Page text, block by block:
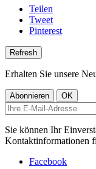
Teilen
Tweet
Pinterest
Erhalten Sie unsere
Sie können Ihr
Kontaktinformationen
Facebook